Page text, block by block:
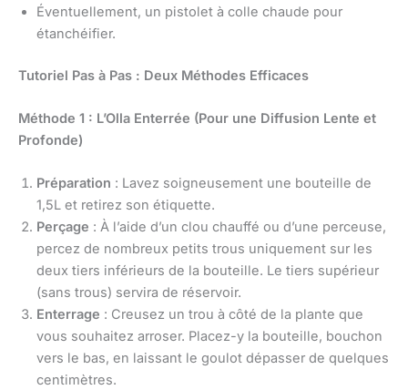
Éventuellement, un pistolet à colle chaude pour
étanchéifier.
Tutoriel Pas à Pas : Deux Méthodes Efficaces
Méthode 1 : L’Olla Enterrée (Pour une Diffusion Lente et
Profonde)
Préparation : Lavez soigneusement une bouteille de
1,5L et retirez son étiquette.
Perçage : À l’aide d’un clou chauffé ou d’une perceuse,
percez de nombreux petits trous uniquement sur les
deux tiers inférieurs de la bouteille. Le tiers supérieur
(sans trous) servira de réservoir.
Enterrage : Creusez un trou à côté de la plante que
vous souhaitez arroser. Placez-y la bouteille, bouchon
vers le bas, en laissant le goulot dépasser de quelques
centimètres.